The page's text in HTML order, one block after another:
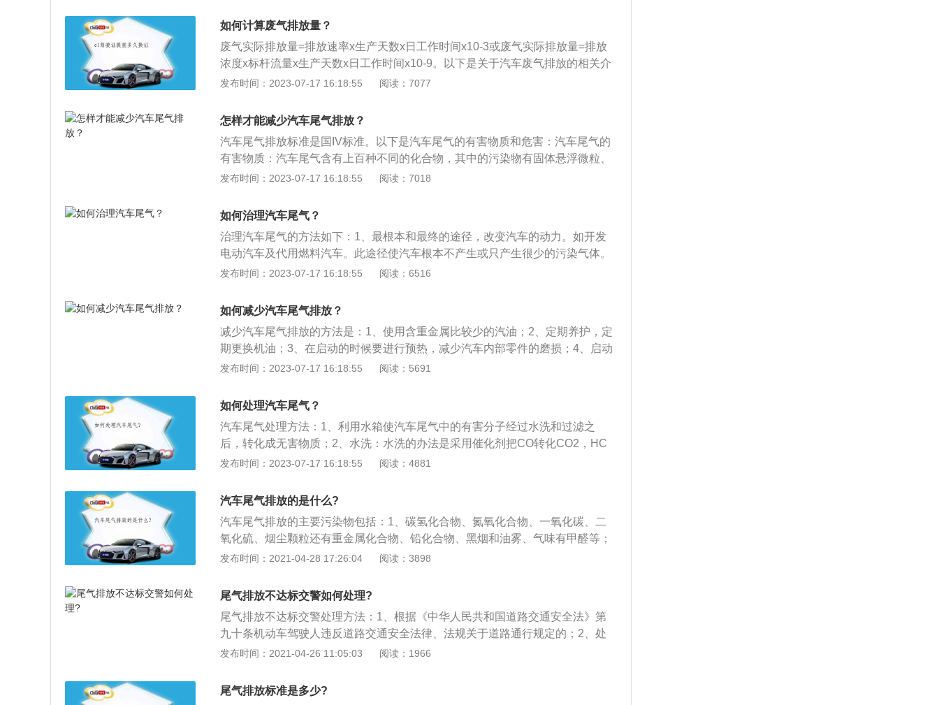
另一重大因素，汽车尾气中含有一氧化碳、氧化氮以及对人体产生不良影响的其
他一些固体颗粒，尤其是含铅汽油，对人体的危害更大。不同的车也有着不同的
气味。汽修专家提示，正常尾气应是无色、无怪味，而不同颜色不同味道的汽车
尾气很可能表明车辆本身正面临一些故障。
如何计算废气排放量？
废气实际排放量=排放速率x生产天数x日工作时间x10-3或废气实际排放量=排放
浓度x标杆流量x生产天数x日工作时间x10-9。以下是关于汽车废气排放的相关介
绍：1、汽车排放标准含义：汽车排放标准是指从汽车废气中排出的CO（一氧化
我国新车常用的欧Ⅰ和欧Ⅱ标准等术语，是指当年EEC颁发的排放指令。2、汽车尾
气危害：在车辆不多的情况下，大气的自净能力尚能化解汽车排出的毒素。但随
着汽车数量的急剧增加，交通拥堵成为家常便饭，过多的车辆带来的汽车尾气更
是害人不浅，严重会影响人类健康。
发布时间：2023-07-17 16:18:55 阅读：7077
怎样才能减少汽车尾气排放？
汽车尾气排放标准是国IV标准。以下是汽车尾气的有害物质和危害：汽车尾气的
有害物质：汽车尾气含有上百种不同的化合物，其中的污染物有固体悬浮微粒、
一氧化碳、二氧化碳、碳氢化合物、氮氧化合物、铅及硫氧化合物等。汽车尾气
响。尾气中的二氧化硫具有强烈的刺激气味，达到一定浓度时容易导致“酸雨”的
发生，造成土壤和水源酸化，影响农作物和森林的生长。
发布时间：2023-07-17 16:18:55 阅读：7018
如何治理汽车尾气？
治理汽车尾气的方法如下：1、最根本和最终的途径，改变汽车的动力。如开发
电动汽车及代用燃料汽车。此途径使汽车根本不产生或只产生很少的污染气体。
2、改善汽车动力装置和燃油质量。采用设计优良的发动机、改善燃烧室结构、
放”。3、采用净化技术。采用一些先进的机外净化技术对汽车产生的废气进行净
化以减少污染。汽车尾气净化催化剂是控制汽车排放，减少汽车污染的最有效的
手段。主要用贵金属作催化剂和稀土汽车尾气净化催化剂。贵金属催化剂主要选
用铂、钯等作催化剂，具有活性高、寿命长、净化效果好等优点而很具实用性，
但很难广泛推广；稀土汽车尾气净化催化剂是采用稀土、碱土金属和一些碱金属
剂所用的稀土主要是以氧化铈、氧化镨和氧化镧的混合物为主，其中氧化铈是关
键成份。由于氧化铈的氧化还原特性，有效地控制排放尾气的组分，能在还原气
氛中供氧，或在氧化气氛中耗氧。二氧化铈还在贵金属气氛中起稳定作用，以保
发布时间：2023-07-17 16:18:55 阅读：6516
如何减少汽车尾气排放？
减少汽车尾气排放的方法是：1、使用含重金属比较少的汽油；2、定期养护，定
期更换机油；3、在启动的时候要进行预热，减少汽车内部零件的磨损；4、启动
或者加速的时候要循序渐进逐渐的加速；5、购买小排放量的节能环保汽车；6、
效；2、氧传感器故障；3、汽油品质太差；4、发动机温度过高；5、发动机缺
缸；5、水温传感器故障；6、蓄电池亏电或破损；7、发动机积碳。
发布时间：2023-07-17 16:18:55 阅读：5691
如何处理汽车尾气？
汽车尾气处理方法：1、利用水箱使汽车尾气中的有害分子经过水洗和过滤之
后，转化成无害物质；2、水洗：水洗的办法是采用催化剂把CO转化CO2，HC
转化CO2和H2O等，一般使用的催化剂有氧化锰、一氧化铜，氧化铬、一氧化
汽油在燃烧过程中会释放氮氧化物等污染物，造成的直接的后果是全球气候变
暖，碳氢化合物会形成毒性很强的光化学烟雾，伤害人体，并会产生致癌物质，
产生的白色烟雾对家畜、水果及橡胶制品和建筑物均有损坏。
发布时间：2023-07-17 16:18:55 阅读：4881
汽车尾气排放的是什么?
汽车尾气排放的主要污染物包括：1、碳氢化合物、氮氧化合物、一氧化碳、二
氧化硫、烟尘颗粒还有重金属化合物、铅化合物、黑烟和油雾、气味有甲醛等；
2、据统计，每千辆汽车每天排放的一氧化碳约3000公斤，碳氢化合物200-400公
物已占大气污染物总量的90%。
发布时间：2021-04-28 17:26:04 阅读：3898
尾气排放不达标交警如何处理?
尾气排放不达标交警处理方法：1、根据《中华人民共和国道路交通安全法》第
九十条机动车驾驶人违反道路交通安全法律、法规关于道路通行规定的；2、处
警告或者20元以上200元以下罚款。本法另有规定的，依照规定处罚；3、如果车
行维修整改，凭复检合格证明才能把行驶证换回，复检无需另外付费。
发布时间：2021-04-26 11:05:03 阅读：1966
尾气排放标准是多少?